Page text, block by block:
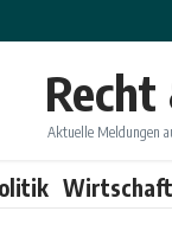
Aktuelle Meldungen
Wirtschaft